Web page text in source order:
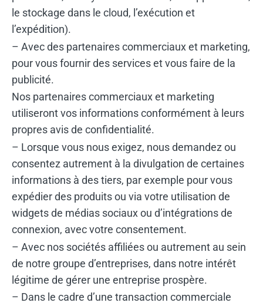
le stockage dans le cloud, l’exécution et
l’expédition).
– Avec des partenaires commerciaux et marketing,
pour vous fournir des services et vous faire de la
publicité.
Nos partenaires commerciaux et marketing
utiliseront vos informations conformément à leurs
propres avis de confidentialité.
– Lorsque vous nous exigez, nous demandez ou
consentez autrement à la divulgation de certaines
informations à des tiers, par exemple pour vous
expédier des produits ou via votre utilisation de
widgets de médias sociaux ou d’intégrations de
connexion, avec votre consentement.
– Avec nos sociétés affiliées ou autrement au sein
de notre groupe d’entreprises, dans notre intérêt
légitime de gérer une entreprise prospère.
– Dans le cadre d’une transaction commerciale